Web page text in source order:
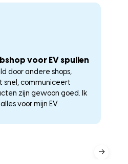
voor EV spullen
door andere shops,
snel, communiceert
zijn gewoon goed. Ik
voor mijn EV.
→